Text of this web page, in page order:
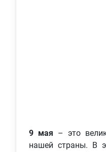
9 мая – это
нашей страны. В